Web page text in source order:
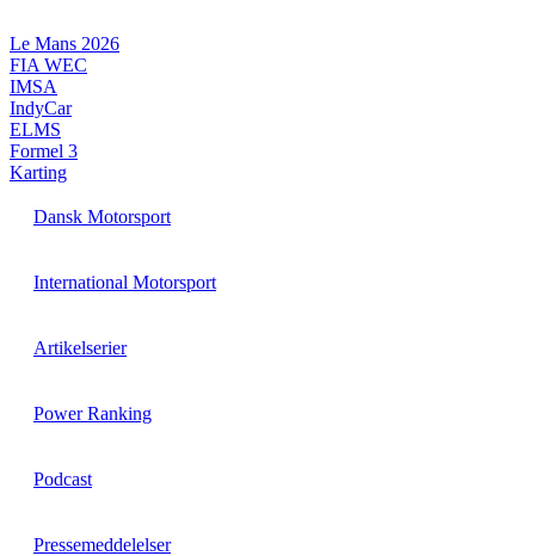
til
indhold
Le Mans 2026
FIA WEC
IMSA
IndyCar
ELMS
Formel 3
Karting
Dansk Motorsport
International Motorsport
Artikelserier
Power Ranking
Podcast
Pressemeddelelser